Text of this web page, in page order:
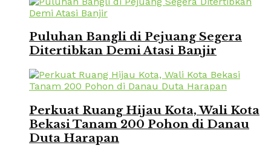
Puluhan Bangli di Pejuang Segera
Ditertibkan Demi Atasi Banjir
Perkuat Ruang Hijau Kota, Wali Kota
Bekasi Tanam 200 Pohon di Danau
Duta Harapan